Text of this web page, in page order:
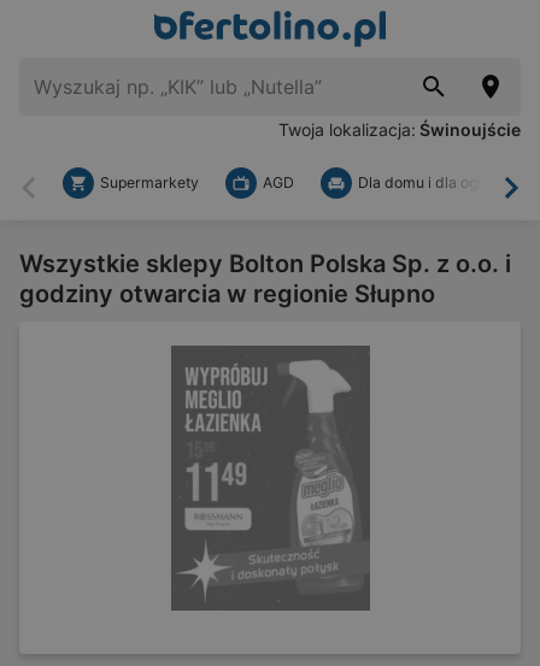
Twoja lokalizacja: Świnoujście
Wstecz
Supermarkety AGD Dla domu i dla ogrodu
Wszystkie sklepy Bolton Polska Sp. z o.o. i
godziny otwarcia w regionie Słupno